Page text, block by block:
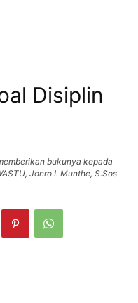
Disiplin
bukunya kepada
Jonro I. Munthe, S.Sos